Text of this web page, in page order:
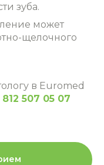
зуба.
может
щелочного
в Euromed
812 507 05 07